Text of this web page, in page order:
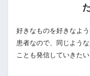
好きなものを好きなよ
患者なので、同じよう
ことも発信していきたい